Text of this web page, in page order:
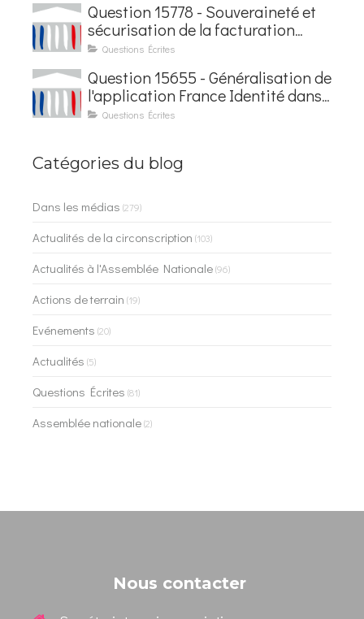
Question 15778 - Souveraineté et
sécurisation de la facturation
électronique
Questions Écrites
Question 15655 - Généralisation de
l'application France Identité dans
les contrôles du quotidien
Questions Écrites
Catégories du blog
Dans les médias (279)
Actualités de la circonscription (103)
Actualités à l'Assemblée Nationale(96)
Actions de terrain (19)
Evénements (20)
Actualités (5)
Questions Écrites (81)
Assemblée nationale(2)
Nous contacter